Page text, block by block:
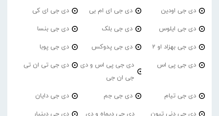
دی جی اودین دی جی ای ام بی دی جی ای کی
دی جی ایلوس دی جی بلک دی جی بنسا
دی جی بهزاد او 2 دی جی پدوکس دی جی پوبا
دی جی پی اس
دی جی پی اس و دی
جی ان جی
دی جی تی ان تی
دی جی تیام دی جی جم دی جی دایان